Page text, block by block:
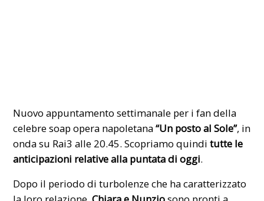
Nuovo appuntamento settimanale per i fan della
celebresoap opera napoletana“Un posto al Sole”, in
onda su Rai3 alle 20.45. Scopriamo quindi tutte le
anticipazioni relative alla puntata di oggi.
Dopo il periodo di turbolenze che ha caratterizzato